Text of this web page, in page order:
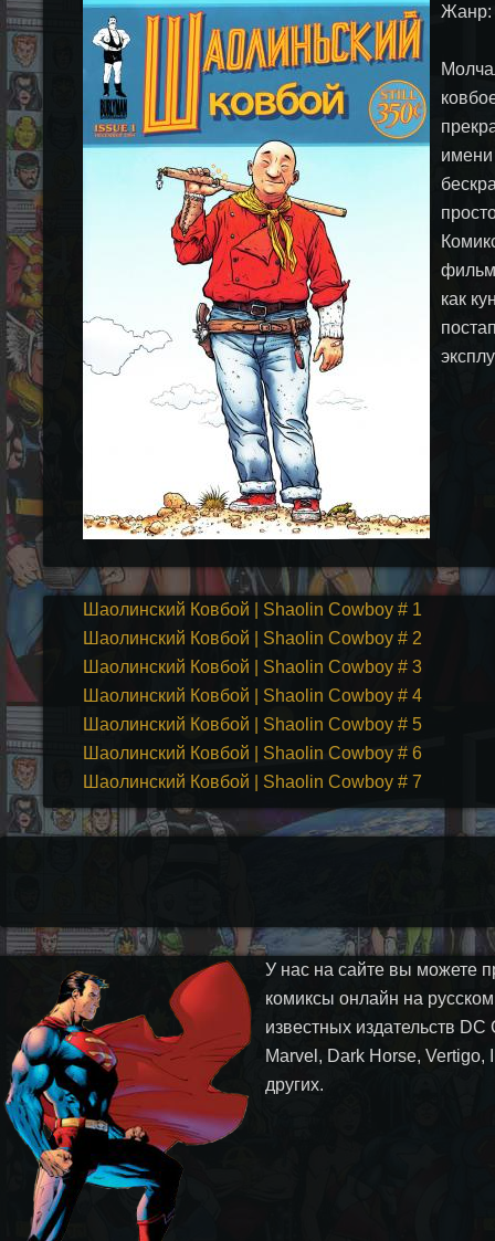
Жанр:
как
Шаолинский Ковбой | Shaolin Cowboy # 1
Шаолинский Ковбой | Shaolin Cowboy # 2
Шаолинский Ковбой | Shaolin Cowboy # 3
Шаолинский Ковбой | Shaolin Cowboy # 4
Шаолинский Ковбой | Shaolin Cowboy # 5
Шаолинский Ковбой | Shaolin Cowboy # 6
Шаолинский Ковбой | Shaolin Cowboy # 7
У нас на сайте вы можете
комиксы онлайн на
известных издательств DC
Marvel, Dark Horse, Vertigo,
других.